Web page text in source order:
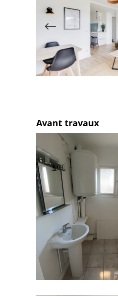
Avant travaux